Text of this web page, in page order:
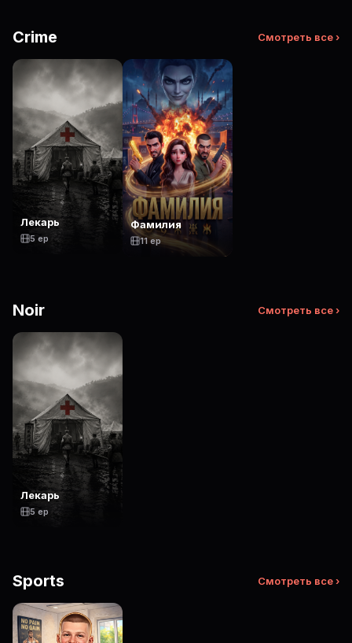
Crime Смотреть все ›
Лекарь
5 ep
Фамилия
11 ep
Noir Смотреть все ›
Лекарь
5 ep
Sports Смотреть все ›